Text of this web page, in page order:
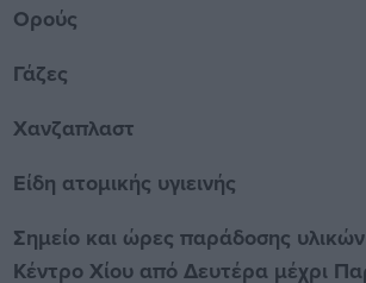
Ορούς
Γάζες
Χανζαπλαστ
Είδη ατομικής υγιεινής
Σημείο και ώρες παράδοσης
Κέντρο Χίου από Δευτέρα μέχρι